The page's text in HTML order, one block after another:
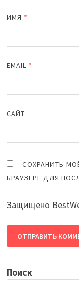
ИМЯ *
EMAIL *
САЙТ
СОХРАНИТЬ
БРАУЗЕРЕ ДЛЯ
Защищено
Поиск